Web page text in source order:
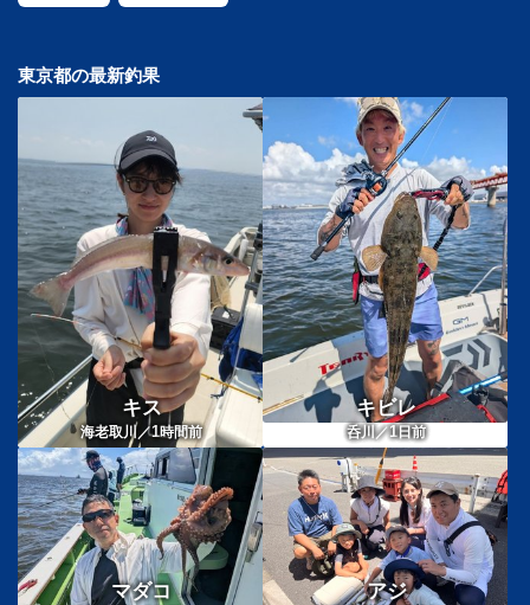
東京都の最新釣果
キス
海老取川／1時間前
キビレ
呑川／1日前
マダコ アジ